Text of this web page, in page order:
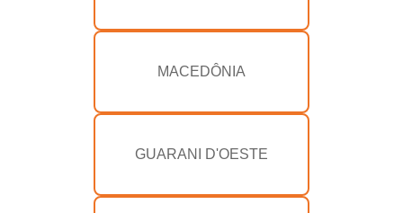
MACEDÔNIA
GUARANI D'OESTE